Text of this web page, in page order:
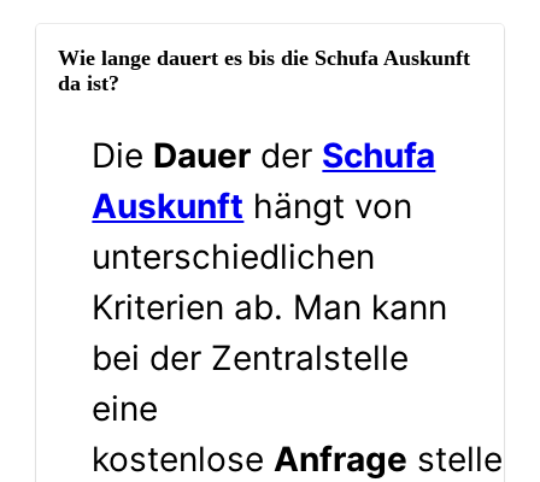
Wie lange dauert es bis die Schufa Auskunft
da ist?
Die Dauer der Schufa
Auskunft hängt von
unterschiedlichen
Kriterien ab. Man kann
bei der Zentralstelle
eine
kostenloseAnfrage stellen.